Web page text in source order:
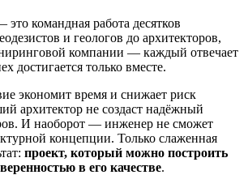
командная работа десятков
и геологов до архитекторов,
компании — каждый отвечает
достигается только вместе.
экономит время и снижает риск
архитектор не создаст надёжный
И наоборот — инженер не сможет
концепции. Только слаженная
проект, который можно построить
в его качестве.